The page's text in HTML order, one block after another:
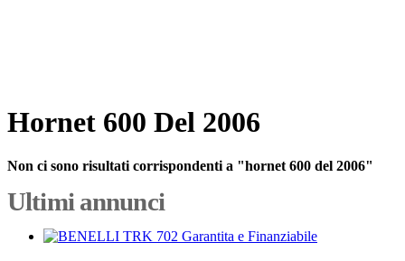
Hornet 600 Del 2006
Non ci sono risultati corrispondenti a "hornet 600 del 2006"
Ultimi annunci